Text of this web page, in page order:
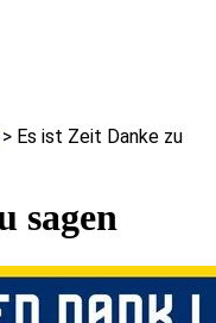
> Es ist Zeit Danke zu
sagen